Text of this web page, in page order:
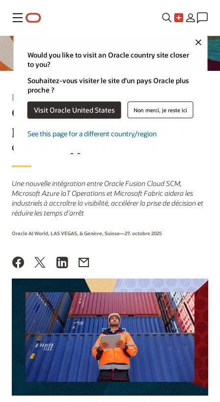
Menu
Close
Would you like to visit an Oracle country site closer
to you?
Souhaitez-vous visiter le site d’un pays Oracle plus
proche ?
Visit Oracle United States Non merci, je reste ici
See this page for a different country/region
Press Release
Oracle collabore avec Microsoft
pour améliorer l’efficacité de la
chaîne d’approvisionnement
Une nouvelle intégration entre Oracle Fusion Cloud SCM,
Microsoft Azure IoT Operations et Microsoft Fabric aidera les
industriels à accroître la visibilité, accélérer la prise de décision et
réduire les temps d’arrêt
Oracle AI World, LAS VEGAS, & Genève, Suisse—27. octobre 2025